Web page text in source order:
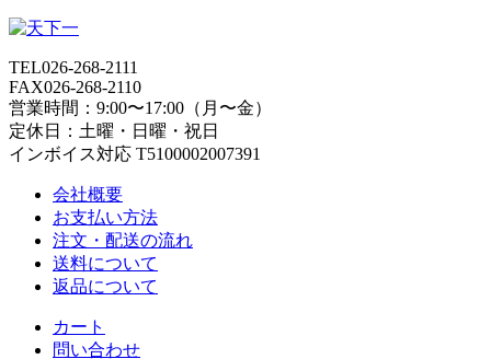
TEL026-268-2111
FAX026-268-2110
営業時間：9:00〜17:00（月〜金）
定休日：土曜・日曜・祝日
インボイス対応 T5100002007391
会社概要
お支払い方法
注文・配送の流れ
送料について
返品について
カート
問い合わせ